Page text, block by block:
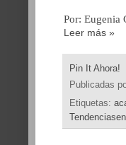
Por: Eugenia
Leer más »
Pin It Ahora!
Publicadas
Etiquetas: